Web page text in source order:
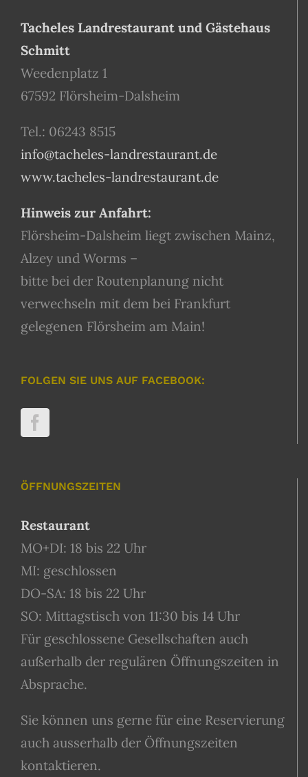
Tacheles Landrestaurant und Gästehaus
Schmitt
Weedenplatz 1
67592 Flörsheim-Dalsheim
Tel.: 06243 8515
info@tacheles-landrestaurant.de
www.tacheles-landrestaurant.de
Hinweis zur Anfahrt:
Flörsheim-Dalsheim liegt zwischen Mainz,
Alzey und Worms –
bitte bei der Routenplanung nicht
verwechseln mit dem bei Frankfurt
gelegenen Flörsheim am Main!
FOLGEN SIE UNS AUF FACEBOOK:
ÖFFNUNGSZEITEN
Restaurant
MO+DI: 18 bis 22 Uhr
MI: geschlossen
DO-SA: 18 bis 22 Uhr
SO: Mittagstisch von 11:30 bis 14 Uhr
Für geschlossene Gesellschaften auch
außerhalb der regulären Öffnungszeiten in
Absprache.
Sie können uns gerne für eine Reservierung
auch ausserhalb der Öffnungszeiten
kontaktieren.